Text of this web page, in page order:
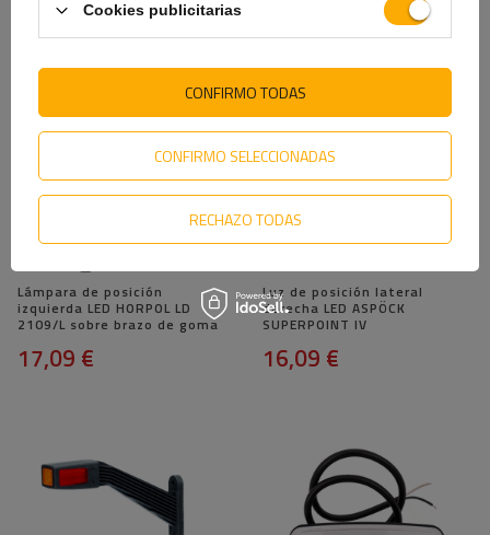
5,59 €
Lámpara de posición
izquierda LED HORPOL LD
2109/L sobre brazo de goma
17,09 €
Luz de posición lateral
derecha LED ASPÖCK
SUPERPOINT IV
16,09 €
Cookies publicitarias
CONFIRMO SELECCIONADAS
RECHAZO TODAS
CONFIRMO TODAS